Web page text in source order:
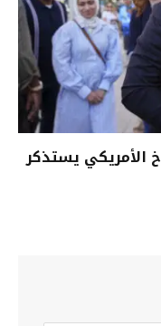
الأمريكي يستذكر